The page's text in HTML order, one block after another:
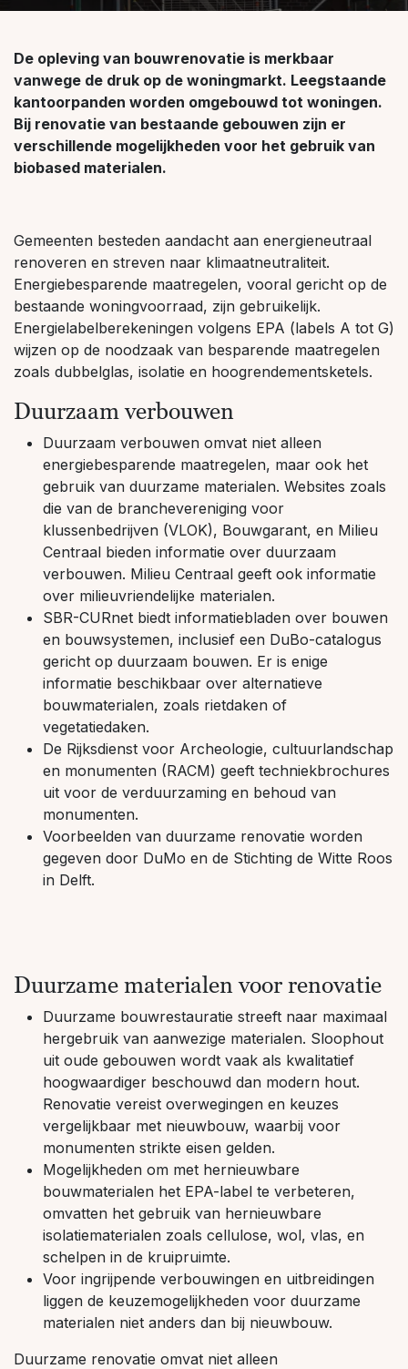
De opleving van bouwrenovatie is merkbaar
vanwege de druk op de woningmarkt. Leegstaande
kantoorpanden worden omgebouwd tot woningen.
Bij renovatie van bestaande gebouwen zijn er
verschillende mogelijkheden voor het gebruik van
biobased materialen.
Gemeenten besteden aandacht aan energieneutraal
renoveren en streven naar klimaatneutraliteit.
Energiebesparende maatregelen, vooral gericht op de
bestaande woningvoorraad, zijn gebruikelijk.
Energielabelberekeningen volgens EPA (labels A tot G)
wijzen op de noodzaak van besparende maatregelen
zoals dubbelglas, isolatie en hoogrendementsketels.
Duurzaam verbouwen
Duurzaam verbouwen omvat niet alleen
energiebesparende maatregelen, maar ook het
gebruik van duurzame materialen. Websites zoals
die van de branchevereniging voor
klussenbedrijven (VLOK), Bouwgarant, en Milieu
Centraal bieden informatie over duurzaam
verbouwen. Milieu Centraal geeft ook informatie
over milieuvriendelijke materialen.
SBR-CURnet biedt informatiebladen over bouwen
en bouwsystemen, inclusief een DuBo-catalogus
gericht op duurzaam bouwen. Er is enige
informatie beschikbaar over alternatieve
bouwmaterialen, zoals rietdaken of
vegetatiedaken.
De Rijksdienst voor Archeologie, cultuurlandschap
en monumenten (RACM) geeft techniekbrochures
uit voor de verduurzaming en behoud van
monumenten.
Voorbeelden van duurzame renovatie worden
gegeven door DuMo en de Stichting de Witte Roos
in Delft.
Duurzame materialen voor renovatie
Duurzame bouwrestauratie streeft naar maximaal
hergebruik van aanwezige materialen. Sloophout
uit oude gebouwen wordt vaak als kwalitatief
hoogwaardiger beschouwd dan modern hout.
Renovatie vereist overwegingen en keuzes
vergelijkbaar met nieuwbouw, waarbij voor
monumenten strikte eisen gelden.
Mogelijkheden om met hernieuwbare
bouwmaterialen het EPA-label te verbeteren,
omvatten het gebruik van hernieuwbare
isolatiematerialen zoals cellulose, wol, vlas, en
schelpen in de kruipruimte.
Voor ingrijpende verbouwingen en uitbreidingen
liggen de keuzemogelijkheden voor duurzame
materialen niet anders dan bij nieuwbouw.
Duurzame renovatie omvat niet alleen